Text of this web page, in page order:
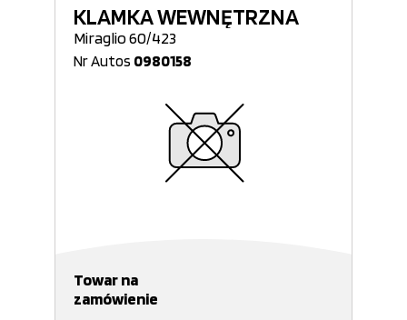
KLAMKA WEWNĘTRZNA
Miraglio 60/423
Nr Autos 0980158
Towar na
zamówienie